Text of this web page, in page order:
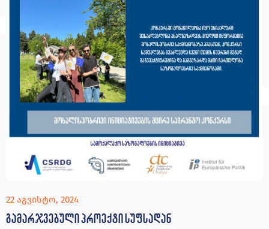
22 აგვისტო, 2024
გამარჯვებული პროექტი სუფსადან